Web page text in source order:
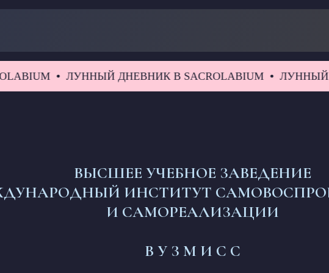
ЛУННЫЙ ДНЕВНИК В SACROLABIUM ЛУННЫЙ
ВЫСШЕЕ УЧЕБНОЕ ЗАВЕДЕНИЕ
ИНСТИТУТ
И САМОРЕАЛИЗАЦИИ
В У З М И С С